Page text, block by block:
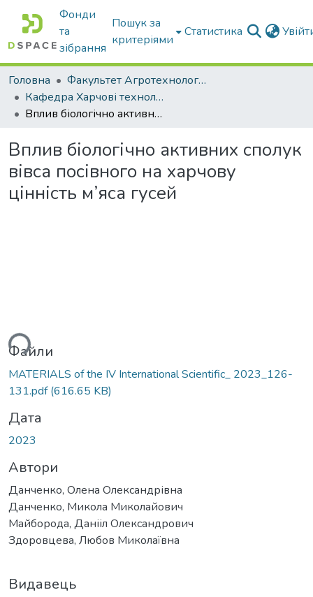
Фонди
та
зібрання
Пошук за
критеріями
Статистика
Головна
Факультет Агротехнологій та екології
Кафедра Харчові технологіі та готельно-ресторанна справа
Вплив біологічно активних сполук вівса посівного на харчову цінність м’яса гусей
Вплив біологічно активних сполук
вівса посівного на харчову
цінність м’яса гусей
Файли
MATERIALS of the ІV International Scientific_ 2023_126-
131.pdf(616.65 KB)
Дата
2023
Автори
Данченко, Олена Олександрівна
Данченко, Микола Миколайович
Майборода, Данііл Олександрович
Здоровцева, Любов Миколаївна
Видавець